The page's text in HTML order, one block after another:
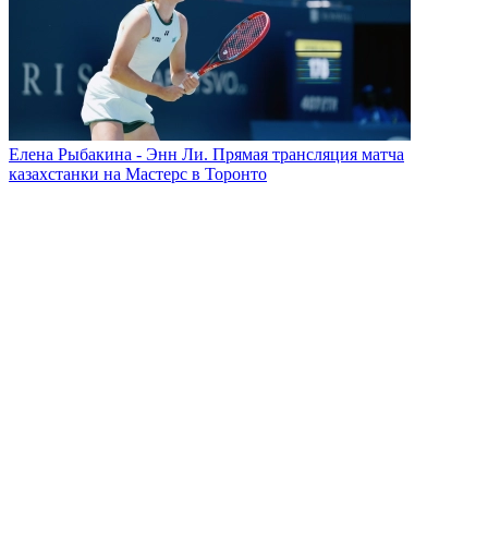
Елена Рыбакина - Энн Ли. Прямая трансляция матча
казахстанки на Мастерс в Торонто